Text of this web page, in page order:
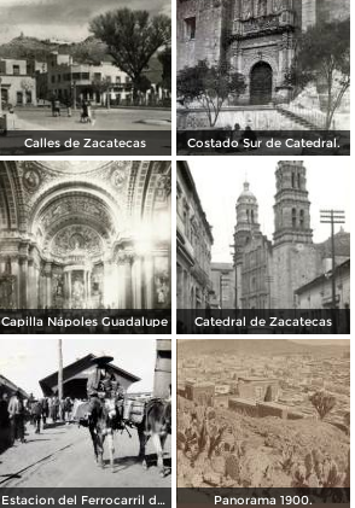
Calles de Zacatecas Costado Sur de Catedral.
Capilla Nápoles Guadalupe Catedral de Zacatecas
Estacion del Ferrocarril de Zacatecas ( 1909 ). Panorama 1900.